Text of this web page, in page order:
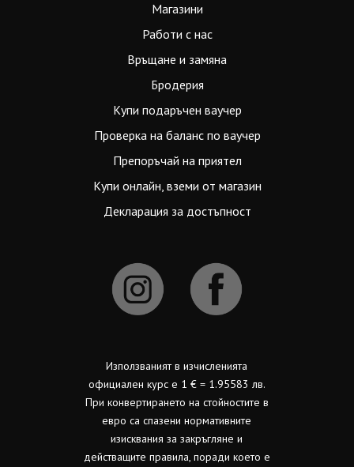
Магазини
Работи с нас
Връщане и замяна
Бродерия
Купи подаръчен ваучер
Проверка на баланс по ваучер
Препоръчай на приятел
Купи онлайн, вземи от магазин
Декларация за достъпност
Използваният в изчисленията
официален курс е 1 € = 1.95583 лв.
При конвертирането на стойностите в
евро са спазени нормативните
изисквания за закръгляне и
действащите правила, поради което е